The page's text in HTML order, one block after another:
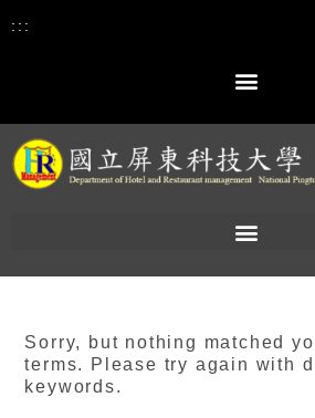
:::
Sorry, but nothing matched
terms. Please try again with
keywords.